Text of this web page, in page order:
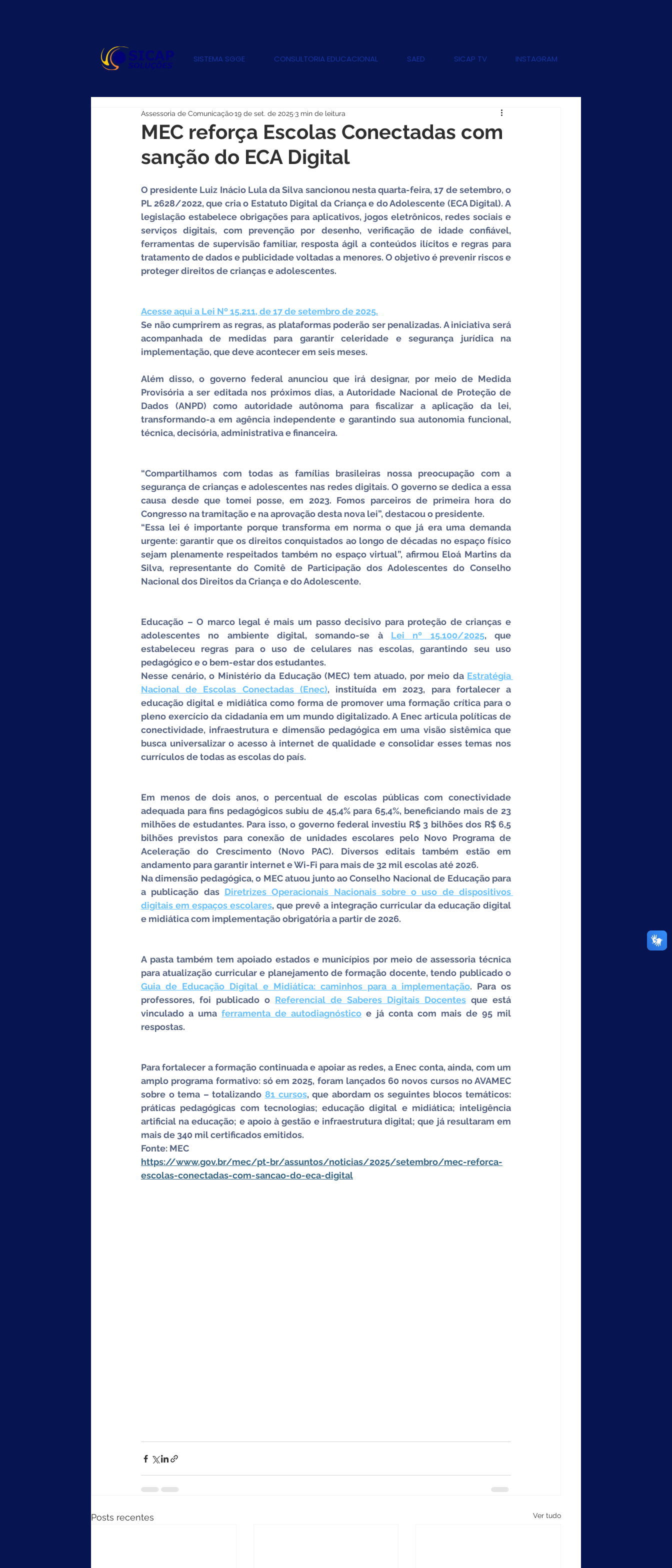
SISTEMA SGGE CONSULTORIA EDUCACIONAL SAED SICAP TV INSTAGRAM
MEC reforça Escolas Conectadas com
sanção do ECA Digital
Assessoria de Comunicação19 de set. de 2025 3 min de leitura
O presidente Luiz Inácio Lula da Silva sancionou nesta quarta-feira, 17 de setembro, o
PL 2628/2022, que cria o Estatuto Digital da Criança e do Adolescente (ECA Digital). A
legislação estabelece obrigações para aplicativos, jogos eletrônicos, redes sociais e
serviços digitais, com prevenção por desenho, verificação de idade confiável,
ferramentas de supervisão familiar, resposta ágil a conteúdos ilícitos e regras para
tratamento de dados e publicidade voltadas a menores. O objetivo é prevenir riscos e
proteger direitos de crianças e adolescentes.
Acesse aqui a Lei Nº 15.211, de 17 de setembro de 2025.
Se não cumprirem as regras, as plataformas poderão ser penalizadas. A iniciativa será
acompanhada de medidas para garantir celeridade e segurança jurídica na
implementação, que deve acontecer em seis meses.
Além disso, o governo federal anunciou que irá designar, por meio de Medida
Provisória a ser editada nos próximos dias, a Autoridade Nacional de Proteção de
Dados (ANPD) como autoridade autônoma para fiscalizar a aplicação da lei,
transformando-a em agência independente e garantindo sua autonomia funcional,
técnica, decisória, administrativa e financeira.
“Compartilhamos com todas as famílias brasileiras nossa preocupação com a
segurança de crianças e adolescentes nas redes digitais. O governo se dedica a essa
causa desde que tomei posse, em 2023. Fomos parceiros de primeira hora do
Congresso na tramitação e na aprovação desta nova lei”, destacou o presidente.
“Essa lei é importante porque transforma em norma o que já era uma demanda
urgente: garantir que os direitos conquistados ao longo de décadas no espaço físico
sejam plenamente respeitados também no espaço virtual”, afirmou Eloá Martins da
Silva, representante do Comitê de Participação dos Adolescentes do Conselho
Nacional dos Direitos da Criança e do Adolescente.
Educação – O marco legal é mais um passo decisivo para proteção de crianças e
adolescentes no ambiente digital, somando-se à Lei nº 15.100/2025, que
estabeleceu regras para o uso de celulares nas escolas, garantindo seu uso
pedagógico e o bem-estar dos estudantes.
Nesse cenário, o Ministério da Educação (MEC) tem atuado, por meio da Estratégia
Nacional de Escolas Conectadas (Enec), instituída em 2023, para fortalecer a
educação digital e midiática como forma de promover uma formação crítica para o
pleno exercício da cidadania em um mundo digitalizado. A Enec articula políticas de
conectividade, infraestrutura e dimensão pedagógica em uma visão sistêmica que
busca universalizar o acesso à internet de qualidade e consolidar esses temas nos
currículos de todas as escolas do país.
Em menos de dois anos, o percentual de escolas públicas com conectividade
adequada para fins pedagógicos subiu de 45,4% para 65,4%, beneficiando mais de 23
milhões de estudantes. Para isso, o governo federal investiu R$ 3 bilhões dos R$ 6,5
bilhões previstos para conexão de unidades escolares pelo Novo Programa de
Aceleração do Crescimento (Novo PAC). Diversos editais também estão em
andamento para garantir internet e Wi-Fi para mais de 32 mil escolas até 2026.
Na dimensão pedagógica, o MEC atuou junto ao Conselho Nacional de Educação para
a publicação das Diretrizes Operacionais Nacionais sobre o uso de dispositivos
digitais em espaços escolares, que prevê a integração curricular da educação digital
e midiática com implementação obrigatória a partir de 2026.
A pasta também tem apoiado estados e municípios por meio de assessoria técnica
Guia de Educação Digital e Midiática: caminhos para a implementação. Para os
professores, foi publicado o Referencial de Saberes Digitais Docentes que está
vinculado a uma ferramenta de autodiagnóstico e já conta com mais de 95 mil
respostas.
Para fortalecer a formação continuada e apoiar as redes, a Enec conta, ainda, com um
amplo programa formativo: só em 2025, foram lançados 60 novos cursos no AVAMEC
sobre o tema – totalizando 81 cursos, que abordam os seguintes blocos temáticos:
práticas pedagógicas com tecnologias; educação digital e midiática; inteligência
artificial na educação; e apoio à gestão e infraestrutura digital; que já resultaram em
mais de 340 mil certificados emitidos.
Fonte: MEC
https://www.gov.br/mec/pt-br/assuntos/noticias/2025/setembro/mec-reforca-
escolas-conectadas-com-sancao-do-eca-digital
Posts recentes Ver tudo